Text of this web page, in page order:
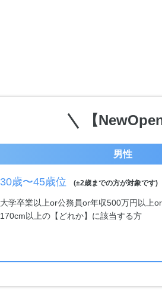
【
男性
30歳〜45歳位 (±2歳までの方が対象です)
大学卒業以上or公務員or年収500万円以上
170cm以上の【どれか】に該当する方